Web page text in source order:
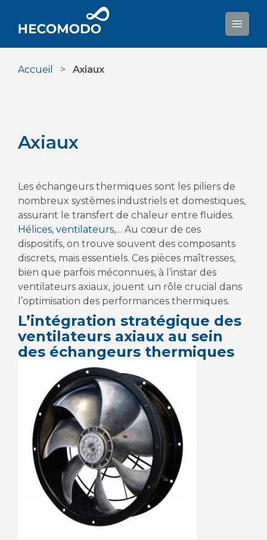
contenu
Accueil > Axiaux
Axiaux
Les échangeurs thermiques sont les piliers de
nombreux systèmes industriels et domestiques,
assurant le transfert de chaleur entre fluides.
Hélices, ventilateurs,… Au cœur de ces
dispositifs, on trouve souvent des composants
discrets, mais essentiels. Ces pièces maîtresses,
bien que parfois méconnues, à l’instar des
ventilateurs axiaux, jouent un rôle crucial dans
l’optimisation des performances thermiques.
L’intégration stratégique des
ventilateurs axiaux au sein
des échangeurs thermiques